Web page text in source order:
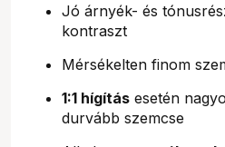
Jó árnyék- és
kontraszt
Mérsékelten finom
1:1 hígítás esetén
durvább szemcse